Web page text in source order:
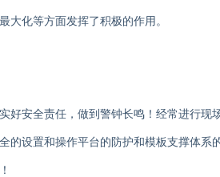
大化等方面发挥了积极的作用。
好安全责任，做到警钟长鸣！经常进行现
的设置和操作平台的防护和模板支撑体系